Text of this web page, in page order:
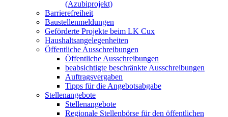
(Azubiprojekt)
Barrierefreiheit
Baustellenmeldungen
Geförderte Projekte beim LK Cux
Haushaltsangelegenheiten
Öffentliche Ausschreibungen
Öffentliche Ausschreibungen
beabsichtigte beschränkte Ausschreibungen
Auftragsvergaben
Tipps für die Angebotsabgabe
Stellenangebote
Stellenangebote
Regionale Stellenbörse für den öffentlichen